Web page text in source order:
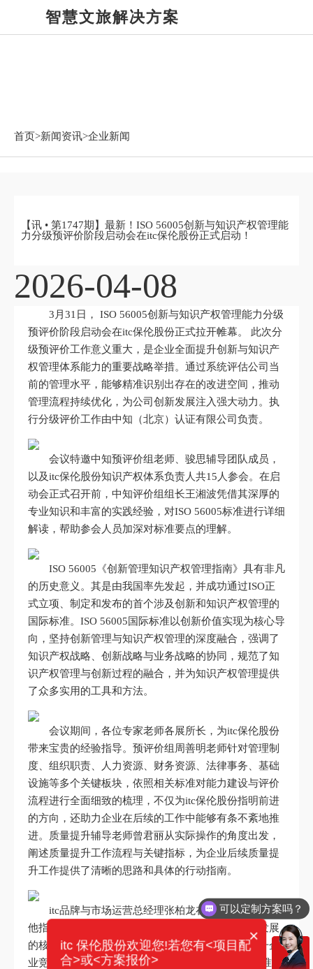
智慧文旅解决方案
首页>新闻资讯>企业新闻
【讯 • 第1747期】最新！ISO 56005创新与知识产权管理能
力分级预评价阶段启动会在itc保伦股份正式启动！
2026-04-08
3月31日， ISO 56005创新与知识产权管理能力分级
预评价阶段启动会在itc保伦股份正式拉开帷幕。 此次分
级预评价工作意义重大，是企业全面提升创新与知识产
权管理体系能力的重要战略举措。通过系统评估公司当
前的管理水平，能够精准识别出存在的改进空间，推动
管理流程持续优化，为公司创新发展注入强大动力。执
行分级评价工作由中知（北京）认证有限公司负责。
会议特邀中知预评价组老师、骏思辅导团队成员，
以及itc保伦股份知识产权体系负责人共15人参会。在启
动会正式召开前，中知评价组组长王湘波凭借其深厚的
专业知识和丰富的实践经验，对ISO 56005标准进行详细
解读，帮助参会人员加深对标准要点的理解。
ISO 56005《创新管理知识产权管理指南》具有非凡
的历史意义。其是由我国率先发起，并成功通过ISO正
式立项、制定和发布的首个涉及创新和知识产权管理的
国际标准。ISO 56005国际标准以创新价值实现为核心导
向，坚持创新管理与知识产权管理的深度融合，强调了
知识产权战略、创新战略与业务战略的协同，规范了知
识产权管理与创新过程的融合，并为知识产权管理提供
了众多实用的工具和方法。
会议期间，各位专家老师各展所长，为itc保伦股份
带来宝贵的经验指导。预评价组周善明老师针对管理制
度、组织职责、人力资源、财务资源、法律事务、基础
设施等多个关键板块，依照相关标准对能力建设与评价
流程进行全面细致的梳理，不仅为itc保伦股份指明前进
的方向，还助力企业在后续的工作中能够有条不紊地推
进。质量提升辅导老师曾君丽从实际操作的角度出发，
阐述质量提升工作流程与关键指标，为企业后续质量提
升工作提供了清晰的思路和具体的行动指南。
itc品牌与市场运营总经理张柏龙在会上提出见解，
他指出在当今激烈的市场竞争环境下，创新是企业发展
的核心驱动力，知识产权管理是保护创新成果、提升企
业竞争力的关键手段。同时， 张总深刻阐述了该标准对
可以定制方案吗？
×
itc 保伦股份欢迎您!若您有<项目配
合>或<方案报价>